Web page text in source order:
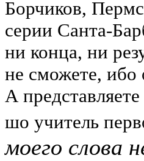
Борчиков,
серии Санта-
ни конца, ни
не сможете, ибо
А
шо учитель
моего слова